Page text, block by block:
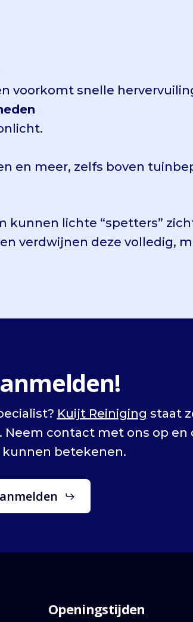
voorkomt snelle
en meer, zelfs boven
kunnen lichte “spetters”
verdwijnen deze volledig,
Kuijt Reiniging staat
Neem contact met ons op
kunnen betekenen.
Openingstijden